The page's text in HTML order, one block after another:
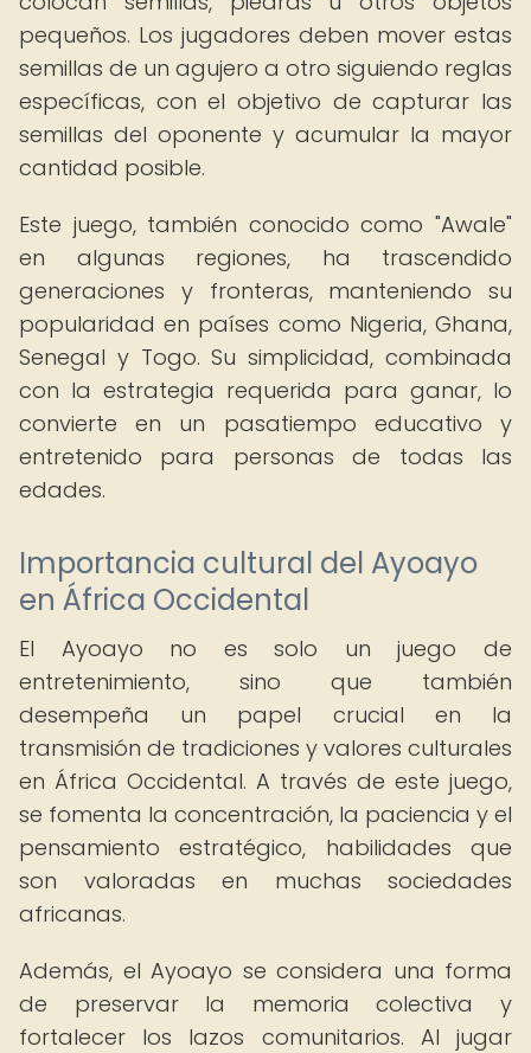
pequeños. Los jugadores deben mover estas
semillas de un agujero a otro siguiendo reglas
específicas, con el objetivo de capturar las
semillas del oponente y acumular la mayor
cantidad posible.
Este juego, también conocido como "Awale"
en algunas regiones, ha trascendido
generaciones y fronteras, manteniendo su
popularidad en países como Nigeria, Ghana,
Senegal y Togo. Su simplicidad, combinada
con la estrategia requerida para ganar, lo
convierte en un pasatiempo educativo y
entretenido para personas de todas las
edades.
Importancia cultural del Ayoayo
en África Occidental
El Ayoayo no es solo un juego de
entretenimiento, sino que también
desempeña un papel crucial en la
transmisión de tradiciones y valores culturales
en África Occidental. A través de este juego,
se fomenta la concentración, la paciencia y el
pensamiento estratégico, habilidades que
son valoradas en muchas sociedades
africanas.
Además, el Ayoayo se considera una forma
de preservar la memoria colectiva y
fortalecer los lazos comunitarios. Al jugar